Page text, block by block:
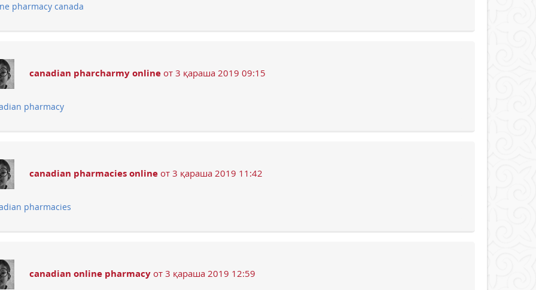
pharmacy canada
canadian pharcharmy online от 3 қараша 2019 09:15
pharmacy
canadian pharmacies online от 3 қараша 2019 11:42
pharmacies
canadian online pharmacy от 3 қараша 2019 12:59